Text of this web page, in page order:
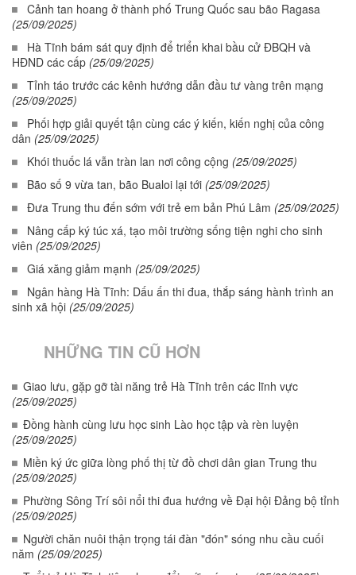
Cảnh tan hoang ở thành phố Trung Quốc sau bão Ragasa
(25/09/2025)
Hà Tĩnh bám sát quy định để triển khai bầu cử ĐBQH và
HĐND các cấp (25/09/2025)
Tỉnh táo trước các kênh hướng dẫn đầu tư vàng trên mạng
(25/09/2025)
Phối hợp giải quyết tận cùng các ý kiến, kiến nghị của công
dân (25/09/2025)
Khói thuốc lá vẫn tràn lan nơi công cộng (25/09/2025)
Bão số 9 vừa tan, bão Bualoi lại tới (25/09/2025)
Đưa Trung thu đến sớm với trẻ em bản Phú Lâm (25/09/2025)
Nâng cấp ký túc xá, tạo môi trường sống tiện nghi cho sinh
viên (25/09/2025)
Giá xăng giảm mạnh (25/09/2025)
Ngân hàng Hà Tĩnh: Dấu ấn thi đua, thắp sáng hành trình an
sinh xã hội (25/09/2025)
NHỮNG TIN CŨ HƠN
Giao lưu, gặp gỡ tài năng trẻ Hà Tĩnh trên các lĩnh vực
(25/09/2025)
Đồng hành cùng lưu học sinh Lào học tập và rèn luyện
(25/09/2025)
Miền ký ức giữa lòng phố thị từ đồ chơi dân gian Trung thu
(25/09/2025)
Phường Sông Trí sôi nổi thi đua hướng về Đại hội Đảng bộ tỉnh
(25/09/2025)
Người chăn nuôi thận trọng tái đàn "đón" sóng nhu cầu cuối
năm (25/09/2025)